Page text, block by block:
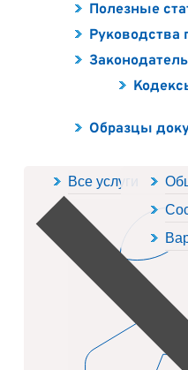
Все услуги
Полезные
Руководства
Образцы